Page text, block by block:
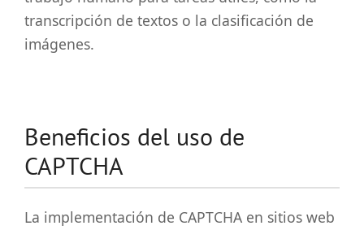
transcripción de textos o la clasificación de
imágenes.
Beneficios del uso de
CAPTCHA
La implementación de CAPTCHA en sitios web